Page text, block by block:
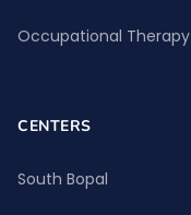
Occupational Therapy
CENTERS
South Bopal